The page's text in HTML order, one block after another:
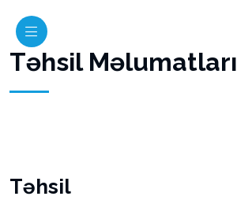
Təhsil Məlumatları
Təhsil